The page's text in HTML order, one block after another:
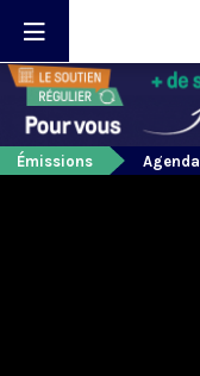
Émissions Agenda